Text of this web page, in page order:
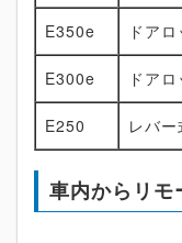
E350e ドア
E300e ドア
E250 レバー
車内からリモ